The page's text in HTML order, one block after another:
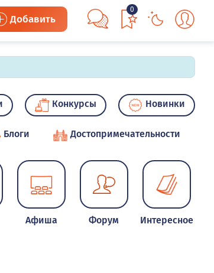
Добавить
0
Конкурсы Новинки
Блоги Достопримечательности
Афиша Форум Интересное